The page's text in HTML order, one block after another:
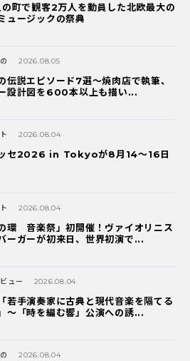
の町で観客2万人を動員した北欧最大の
ュージックの祭典
2026.08.05
伝説エピソード7選〜焼肉店で執筆、
設計図を600本以上も描い...
2026.08.04
セ2026 in Tokyoが8月14～16日
2026.08.04
の環 音楽祭」初開催！ヴァイオリニス
ーガーが初来日、世界初演で...
ュー 2026.08.04
若手演奏家に古典と現代音楽を隔てる
～「時を編む響」公演への誘...
2026.08.04